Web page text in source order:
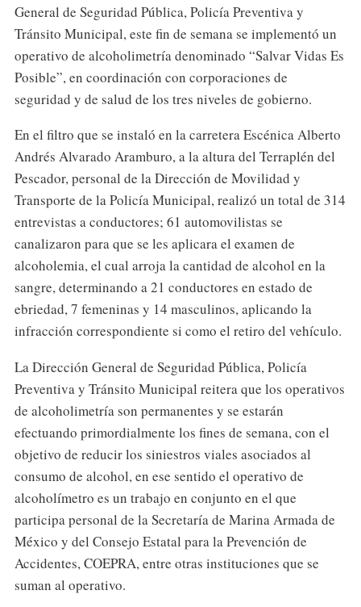
General de Seguridad Pública, Policía Preventiva y
Tránsito Municipal, este fin de semana se implementó un
operativo de alcoholimetría denominado “Salvar Vidas Es
Posible”, en coordinación con corporaciones de
seguridad y de salud de los tres niveles de gobierno.
En el filtro que se instaló en la carretera Escénica Alberto
Andrés Alvarado Aramburo, a la altura del Terraplén del
Pescador, personal de la Dirección de Movilidad y
Transporte de la Policía Municipal, realizó un total de 314
entrevistas a conductores; 61 automovilistas se
canalizaron para que se les aplicara el examen de
alcoholemia, el cual arroja la cantidad de alcohol en la
sangre, determinando a 21 conductores en estado de
ebriedad, 7 femeninas y 14 masculinos, aplicando la
infracción correspondiente si como el retiro del vehículo.
La Dirección General de Seguridad Pública, Policía
Preventiva y Tránsito Municipal reitera que los operativos
de alcoholimetría son permanentes y se estarán
efectuando primordialmente los fines de semana, con el
objetivo de reducir los siniestros viales asociados al
consumo de alcohol, en ese sentido el operativo de
alcoholímetro es un trabajo en conjunto en el que
participa personal de la Secretaría de Marina Armada de
México y del Consejo Estatal para la Prevención de
Accidentes, COEPRA, entre otras instituciones que se
suman al operativo.